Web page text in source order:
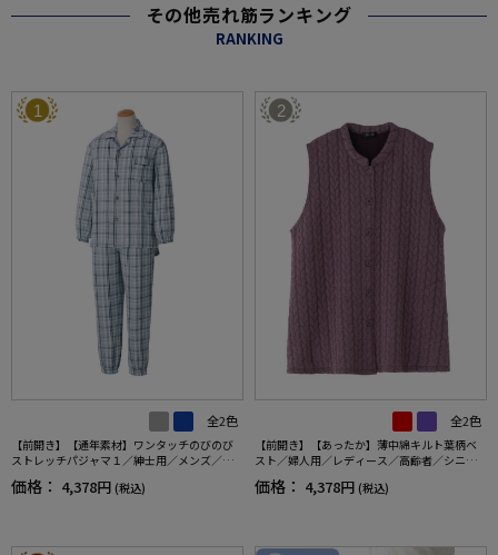
その他売れ筋ランキング
RANKING
1
全2色
【前開き】【通年素材】ワンタッチのびのび
ストレッチパジャマ１／紳士用／メンズ／高
齢者／シニア／名前記入欄付／後ろ長め／ギ
フト／プレゼント【CF】
価格： 4,378円 (税込)
2
全2色
【前開き】【あったか】薄中綿キルト葉柄ベ
スト／婦人用／レディース／高齢者／シニア
／秋冬／洗濯OK／自宅で洗える／名前記入欄
付／両脇ポケット／お出かけ／ギフト【CF】
価格： 4,378円 (税込)